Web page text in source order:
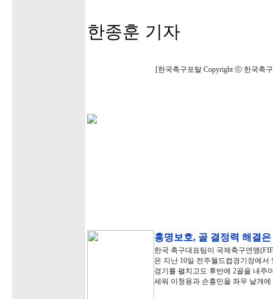
한종훈 기자
[한국축구포탈 Copyright ⓒ 한국축
홍명보호, 골 결정력 해결
한국 축구대표팀이 국제축구연맹
은 지난 10일 전주월드컵경기장에
경기를 펼치고도 후반에 2골을 내주
세워 이청용과 손흥민을 좌우 날개